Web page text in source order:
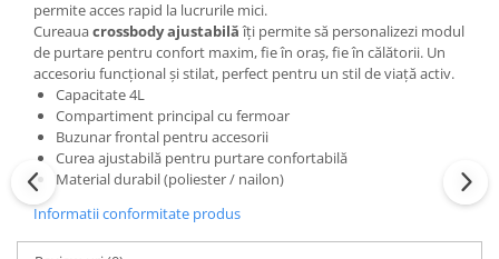
permite acces rapid la lucrurile mici.
Cureauacrossbody ajustabilăîți permite să personalizezi modul
de purtare pentru confort maxim, fie în oraș, fie în călătorii. Un
accesoriu funcțional și stilat, perfect pentru un stil de viață activ.
Capacitate 4L
Compartiment principal cu fermoar
Buzunar frontal pentru accesorii
Curea ajustabilă pentru purtare confortabilă
Material durabil (poliester / nailon)
Informatii conformitate produs